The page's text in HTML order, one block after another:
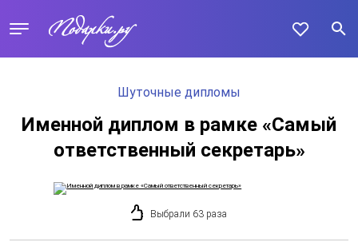
Шуточные дипломы
Именной диплом в рамке «Самый
ответственный секретарь»
Выбрали 63 раза